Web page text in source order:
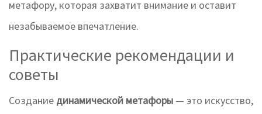
метафору, которая захватит внимание и оставит
незабываемое впечатление.
Практические рекомендации и
советы
Создание динамической метафоры — это искусство,